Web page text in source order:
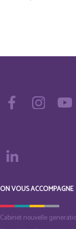
ON VOUS ACCOMPAGNE
Cabinet nouvelle